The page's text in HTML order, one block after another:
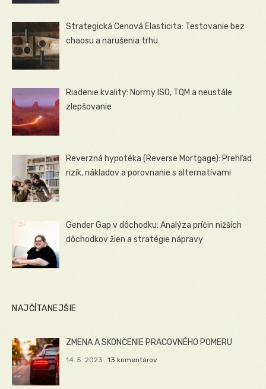
Strategická Cenová Elasticita: Testovanie bez
chaosu a narušenia trhu
Riadenie kvality: Normy ISO, TQM a neustále
zlepšovanie
Reverzná hypotéka (Reverse Mortgage): Prehľad
rizík, nákladov a porovnanie s alternatívami
Gender Gap v dôchodku: Analýza príčin nižších
dôchodkov žien a stratégie nápravy
NAJČÍTANEJŠIE
ZMENA A SKONČENIE PRACOVNÉHO POMERU
14. 5. 2023 13 komentárov